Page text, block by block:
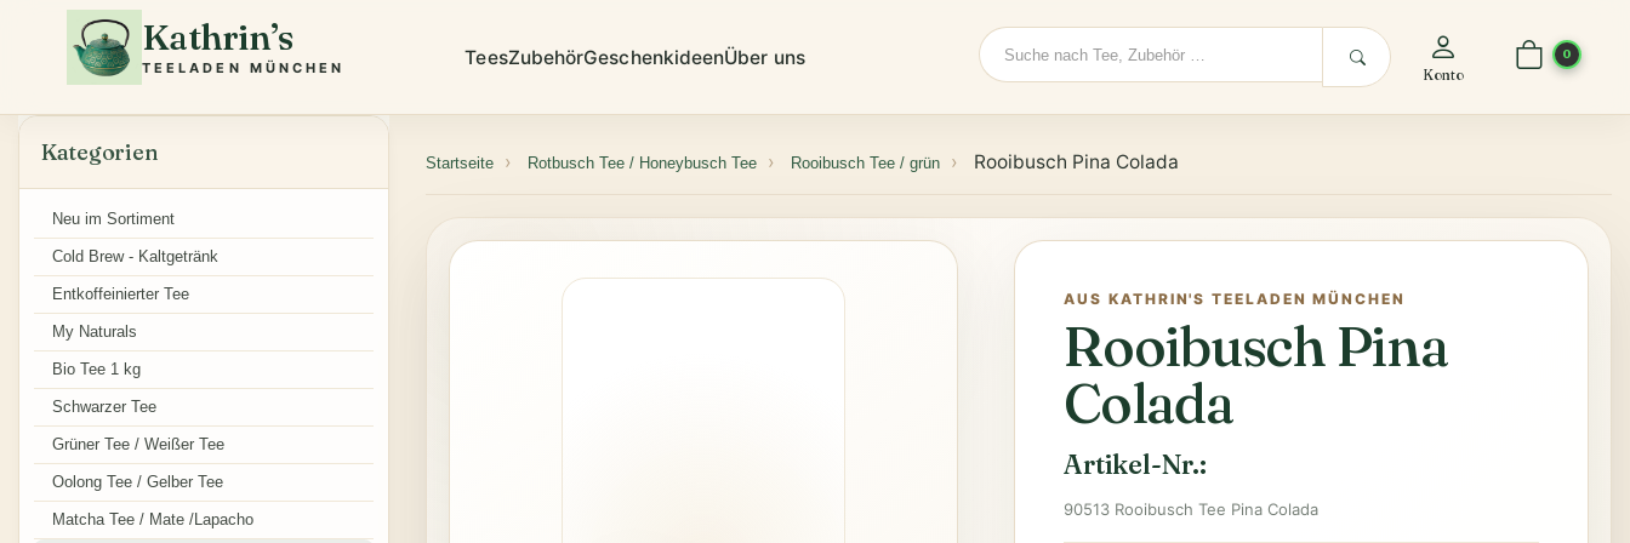
Kathrin’s
TEELADEN MÜNCHEN TeesZubehörGeschenkideenÜber uns
Suche
Konto
0
Startseite Rotbusch Tee / Honeybusch Tee Rooibusch Tee / grün Rooibusch Pina Colada
AUS KATHRIN'S TEELADEN MÜNCHEN
Rooibusch Pina
Colada
Artikel-Nr.:
90513 Rooibusch Tee Pina Colada
Kategorien
Neu im Sortiment
Cold Brew - Kaltgetränk
Entkoffeinierter Tee
My Naturals
Bio Tee 1 kg
Schwarzer Tee
Grüner Tee / Weißer Tee
Oolong Tee / Gelber Tee
Matcha Tee / Mate /Lapacho